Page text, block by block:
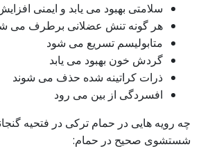
سلامتی بهبود می یابد و ایمنی
هر گونه تنش عضلانی برطرف می
متابولیسم تسریع می شود
گردش خون بهبود می یابد
ذرات کراتینه شده حذف می شوند
افسردگی از بین می رود
چه رویه هایی در حمام ترکی در فتحیه
شستشوی صحیح در حمام: